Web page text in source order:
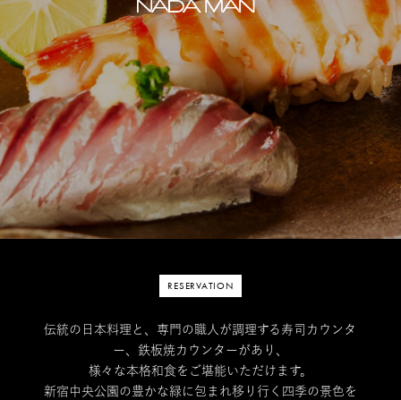
RESERVATION
伝統の日本料理と、専門の職人が調理する寿司カウンタ
ー、鉄板焼カウンターがあり、
様々な本格和食をご堪能いただけます。
新宿中央公園の豊かな緑に包まれ移り行く四季の景色を